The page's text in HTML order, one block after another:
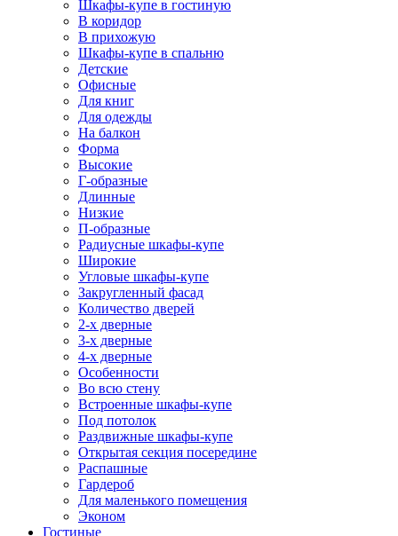
Шкафы-купе в гостиную
В коридор
В прихожую
Шкафы-купе в спальню
Детские
Офисные
Для книг
Для одежды
На балкон
Форма
Высокие
Г-образные
Длинные
Низкие
П-образные
Радиусные шкафы-купе
Широкие
Угловые шкафы-купе
Закругленный фасад
Количество дверей
2-х дверные
3-х дверные
4-х дверные
Особенности
Во всю стену
Встроенные шкафы-купе
Под потолок
Раздвижные шкафы-купе
Открытая секция посередине
Распашные
Гардероб
Для маленького помещения
Эконом
Гостиные